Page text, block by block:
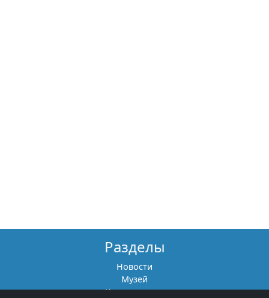
Разделы
Новости
Музей
Книги памяти